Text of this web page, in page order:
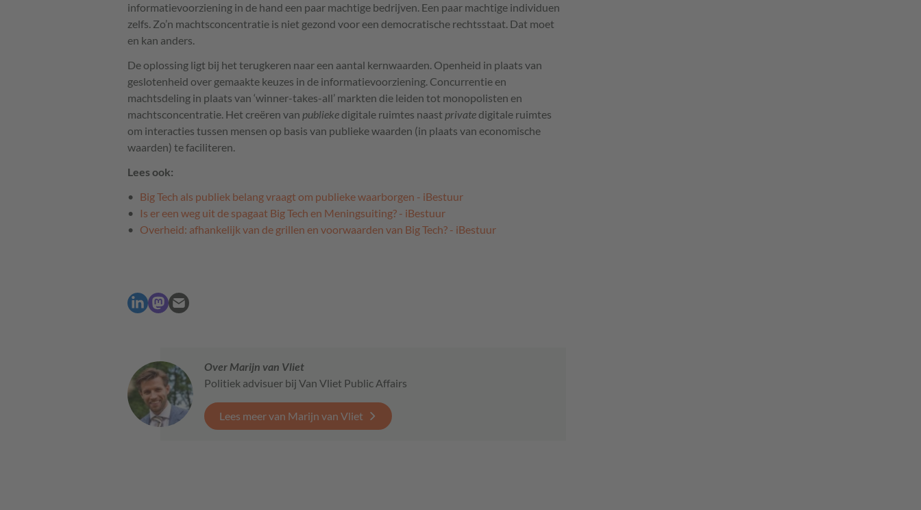
informatievoorziening in de hand een paar machtige bedrijven. Een paar machtige individuen
zelfs. Zo’n machtsconcentratie is niet gezond voor een democratische rechtsstaat. Dat moet
en kan anders.
De oplossing ligt bij het terugkeren naar een aantal kernwaarden. Openheid in plaats van
geslotenheid over gemaakte keuzes in de informatievoorziening. Concurrentie en
machtsdeling in plaats van ‘winner-takes-all’ markten die leiden tot monopolisten en
machtsconcentratie. Het creëren van publieke digitale ruimtes naast private digitale ruimtes
om interacties tussen mensen op basis van publieke waarden (in plaats van economische
waarden) te faciliteren.
Lees ook:
Big Tech als publiek belang vraagt om publieke waarborgen - iBestuur
Is er een weg uit de spagaat Big Tech en Meningsuiting? - iBestuur
Overheid: afhankelijk van de grillen en voorwaarden van Big Tech? - iBestuur
Over Marijn van Vliet
Politiek advisuer bij Van Vliet Public Affairs
Lees meer van Marijn van Vliet